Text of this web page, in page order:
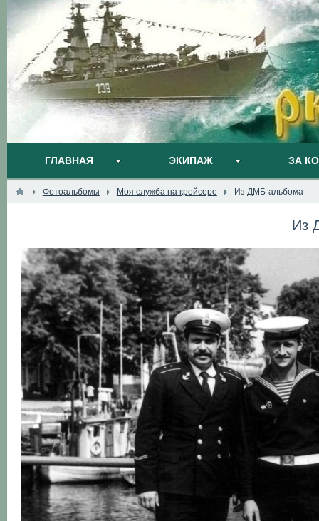
ГЛАВНАЯ ЭКИПАЖ ЗА
Фотоальбомы Моя служба на крейсере Из ДМБ-альбома
Из